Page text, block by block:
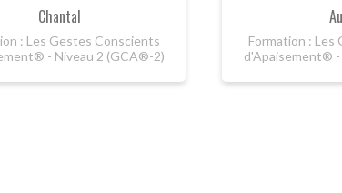
Chantal
: Les Gestes Conscients
- Niveau 2 (GCA®-2)
Formation : Les
d'Apaisement®